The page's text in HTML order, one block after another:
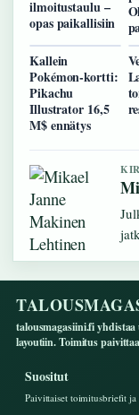
ilmoitustaulu –
opas paikallisiin
Kallein
Pokémon-kortti:
Pikachu
Illustrator 16,5
M$ ennätys
talousmagasiini.fi
layoutiin. Toimitus
Suositut
Paivittaiset toimitusbriefit ja